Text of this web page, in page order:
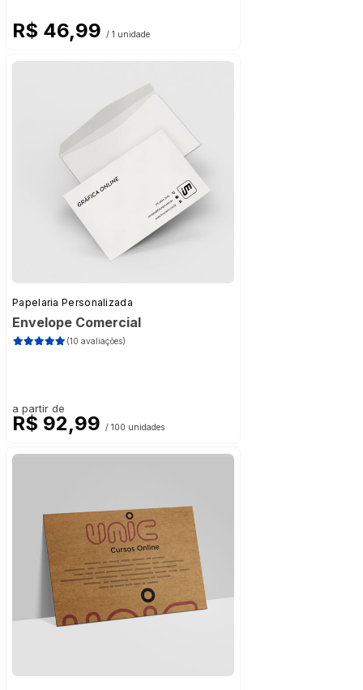
R$ 46,99 / 1 unidade
Papelaria Personalizada
Envelope Comercial
(10 avaliações)
a partir de
R$ 92,99 / 100 unidades